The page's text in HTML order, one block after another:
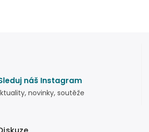
náš Instagram
novinky, soutěže